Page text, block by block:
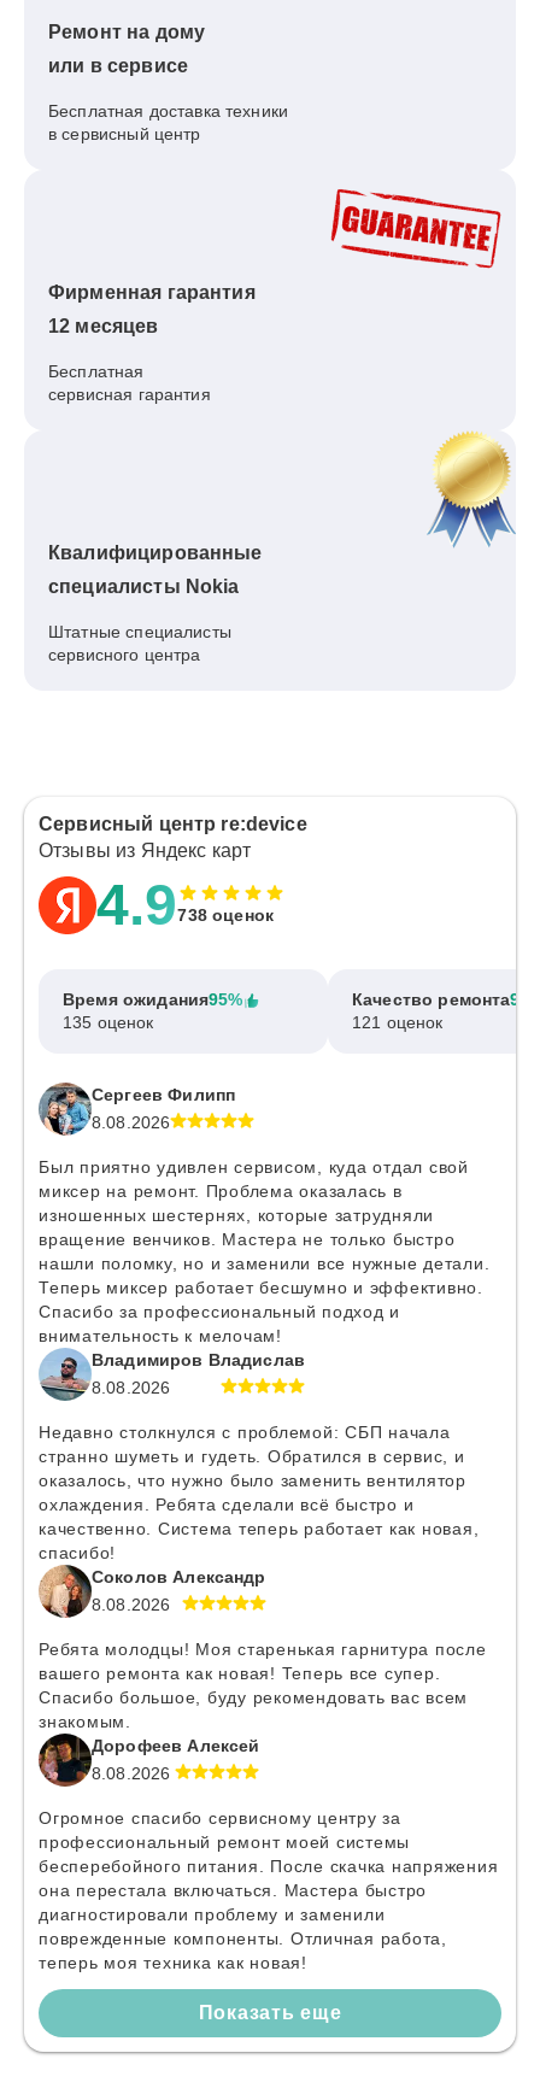
Ремонт на дому
или в сервисе
Бесплатная доставка техники
в сервисный центр
Фирменная гарантия
12 месяцев
Бесплатная
сервисная гарантия
Квалифицированные
специалисты Nokia
Штатные специалисты
сервисного центра
Сервисный центр re:device
Отзывы из Яндекс карт
4.9738 оценок
Время ожидания95%
135 оценок
Качество ремонта
121 оценок
Сергеев Филипп
8.08.2026
Был приятно удивлен сервисом, куда отдал свой
миксер на ремонт. Проблема оказалась в
изношенных шестернях, которые затрудняли
вращение венчиков. Мастера не только быстро
нашли поломку, но и заменили все нужные детали.
Теперь миксер работает бесшумно и эффективно.
Спасибо за профессиональный подход и
внимательность к мелочам!
Владимиров Владислав
8.08.2026
Недавно столкнулся с проблемой: СБП начала
странно шуметь и гудеть. Обратился в сервис, и
оказалось, что нужно было заменить вентилятор
охлаждения. Ребята сделали всё быстро и
качественно. Система теперь работает как новая,
спасибо!
Соколов Александр
8.08.2026
Ребята молодцы! Моя старенькая гарнитура после
вашего ремонта как новая! Теперь все супер.
Спасибо большое, буду рекомендовать вас всем
знакомым.
Дорофеев Алексей
8.08.2026
Огромное спасибо сервисному центру за
профессиональный ремонт моей системы
бесперебойного питания. После скачка напряжения
она перестала включаться. Мастера быстро
диагностировали проблему и заменили
поврежденные компоненты. Отличная работа,
теперь моя техника как новая!
Показать еще